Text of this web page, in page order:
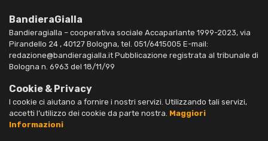
BandieraGialla
Bandieragialla – cooperativa sociale Accaparlante 1999-2023, via
Pirandello 24 , 40127 Bologna, tel. 051/6415005 E-mail:
redazione@bandieragialla.it Pubblicazione registrata al tribunale di
Bologna n. 6963 del 18/11/99
Cookie & Privacy
I cookie ci aiutano a fornire i nostri servizi. Utilizzando tali servizi,
accetti l’utilizzo dei cookie da parte nostra. Maggiori
Informazioni